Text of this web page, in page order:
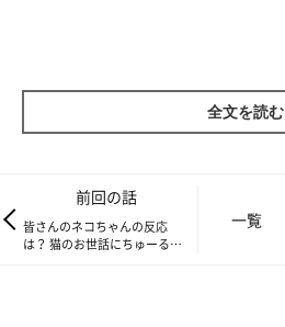
全文を読む
前回の話
皆さんのネコちゃんの反応
は？ 猫のお世話にちゅーるが
一覧